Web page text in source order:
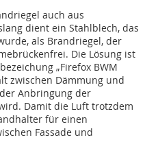
auch aus
dient ein Stahlblech, das
als Brandriegel, der
Die Lösung ist
„Firefox BWM
zwischen Dämmung und
Anbringung der
Damit die Luft trotzdem
für einen
Fassade und